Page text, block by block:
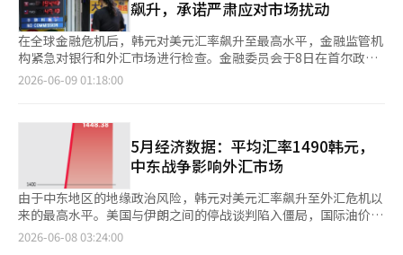
飙升，承诺严肃应对市场扰动
在全球金融危机后，韩元对美元汇率飙升至最高水平，金融监管机
构紧急对银行和外汇市场进行检查。金融委员会于8日在首尔政府
大楼召开了由新振昌金融委员会秘书长主持的“外汇市场相关银行
행、NH农协银行、州街银行、汇丰银行和SC银行等。此次座谈会
是前一天由经济副总理主持的相关机构联合紧急市场情况检查会议
的后续措施。与会者分析了近期外汇市场的情况，指出在国内股市
中，外国投资者的比例调整和套利现象显现，加之中东紧张局势和
美国加息预期等全球不确定性因素的影响，导致汇率波动性加大。
不过，与会者也认为，国内企业的盈利前景持续向好，出口形势良
好，导致经常账户盈余扩大，显示出我国经济的基本面和对外信誉
依然稳固。他们一致认为，外汇市场出现过度波动和单向倾斜现象
2026-06-09 01:18:00
5月经济数据：平均汇率1490韩元，
中东战争影响外汇市场
由于中东地区的地缘政治风险，韩元对美元汇率飙升至外汇危机以
来的最高水平。美国与伊朗之间的停战谈判陷入僵局，国际油价急
剧上涨，加上外国资金流出，导致韩元贬值压力加大。 根据韩国
2026-06-08 03:24:00